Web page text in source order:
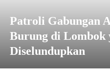
Patroli Gabungan
Burung di Lombok
Diselundupkan